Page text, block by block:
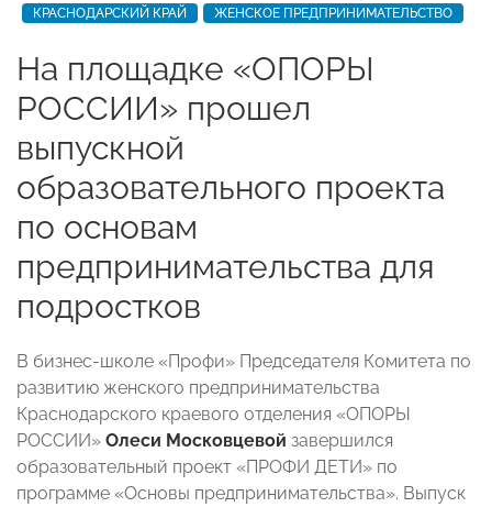
КРАСНОДАРСКИЙ КРАЙ
ЖЕНСКОЕ ПРЕДПРИНИМАТЕЛЬСТВО
На площадке «ОПОРЫ
РОССИИ» прошел
выпускной
образовательного проекта
по основам
предпринимательства для
подростков
В бизнес-школе «Профи» Председателя Комитета по
развитию женского предпринимательства
Краснодарского краевого отделения «ОПОРЫ
РОССИИ» Олеси Московцевой завершился
образовательный проект «ПРОФИ ДЕТИ» по
программе «Основы предпринимательства». Выпуск